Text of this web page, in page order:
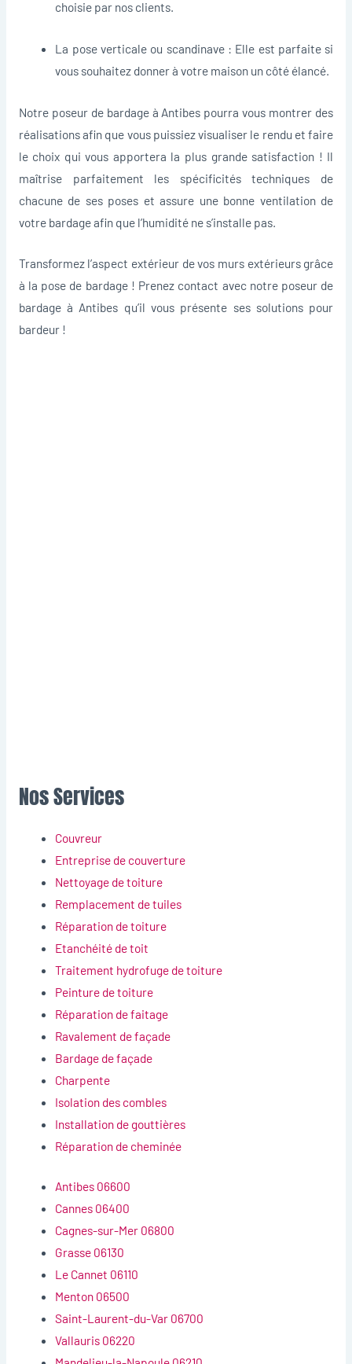
choisie par nos clients.
La pose verticale ou scandinave : Elle est parfaite si
vous souhaitez donner à votre maison un côté élancé.
Notre poseur de bardage à Antibes pourra vous montrer des
réalisations afin que vous puissiez visualiser le rendu et faire
le choix qui vous apportera la plus grande satisfaction ! Il
maîtrise parfaitement les spécificités techniques de
chacune de ses poses et assure une bonne ventilation de
votre bardage afin que l’humidité ne s’installe pas.
Transformez l’aspect extérieur de vos murs extérieurs grâce
à la pose de bardage ! Prenez contact avec notre poseur de
bardage à Antibes qu’il vous présente ses solutions pour
bardeur !
Nos Services
Couvreur
Entreprise de couverture
Nettoyage de toiture
Remplacement de tuiles
Réparation de toiture
Etanchéité de toit
Traitement hydrofuge de toiture
Peinture de toiture
Réparation de faitage
Ravalement de façade
Bardage de façade
Charpente
Isolation des combles
Installation de gouttières
Réparation de cheminée
Antibes 06600
Cannes 06400
Cagnes-sur-Mer 06800
Grasse 06130
Le Cannet 06110
Menton 06500
Saint-Laurent-du-Var 06700
Vallauris 06220